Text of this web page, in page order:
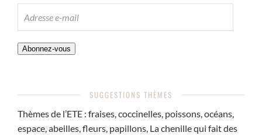
MAIL
Abonnez-vous
SUGGESTIONS THÈMES
Thèmes de l’ETE : fraises, coccinelles, poissons, océans,
espace, abeilles, fleurs, papillons, La chenille qui fait des